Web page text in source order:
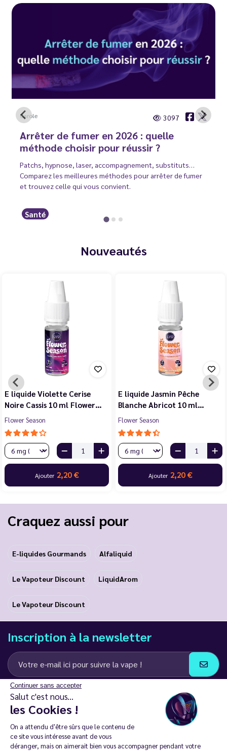
Continuer sans accepter
Salut c'est nous...
les Cookies !
On a attendu d'être sûrs que le contenu de
ce site vous intéresse avant de vous
déranger, mais on aimerait bien vous accompagner pendant votre
Carole 3097
Arrêter de fumer en 2026 : quelle
méthode choisir pour réussir ?
Patchs, hypnose, laser, accompagnement, substituts…
Comparez les meilleures méthodes pour arrêter de fumer
et trouvez celle qui vous convient.
Santé
Nouveautés
E liquide Violette Cerise
Noire Cassis 10 ml Flower…
Flower Season
Ajouter 2,20 €
E liquide Jasmin Pêche
Blanche Abricot 10 ml…
Flower Season
Ajouter 2,20 €
Craquez aussi pour
E-liquides Gourmands Alfaliquid
Le Vapoteur Discount LiquidArom
Le Vapoteur Discount
Inscription à la newsletter
J’accepte de recevoir des communications e-mail et SMS de la part de
LD Groupe
Restez en contact